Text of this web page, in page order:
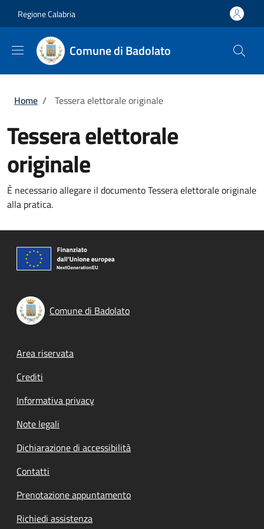
Regione Calabria
Comune di Badolato
Briciole di pane
Home / Tessera elettorale originale
Tessera elettorale
originale
È necessario allegare il documento Tessera elettorale originale
alla pratica.
Comune di Badolato
Footer menu
Area riservata
Crediti
Informativa privacy
Note legali
Dichiarazione di accessibilità
Contatti
Prenotazione appuntamento
Richiedi assistenza